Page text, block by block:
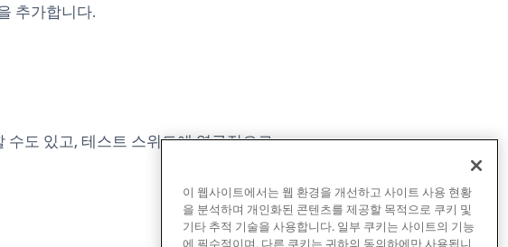
new tab)
추가합니다.
수도 있고, 테스트 스위트에 영구적으로
이 웹사이트에서는 웹 환경을 개선하고 사이트 사용 현황
을 분석하며 개인화된 콘텐츠를 제공할 목적으로 쿠키 및
기타 추적 기술을 사용합니다. 일부 쿠키는 사이트의 기능